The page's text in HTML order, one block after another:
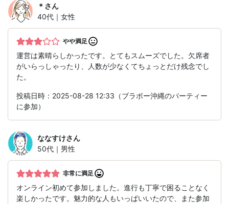
＊ さん
40代｜女性
やや満足
運営は素晴らしかったです。とてもスムーズでした。欠席者
がいらっしゃったり、人数が少なくてちょっとだけ残念でし
た。
投稿日時：2025-08-28 12:33（ブラボー沖縄のパーティー
に参加）
ななすけさん
50代｜男性
非常に満足
オンライン初めて参加しました。進行も丁寧で困ることなく
楽しかったです。魅力的な人もいっぱいいたので、また参加